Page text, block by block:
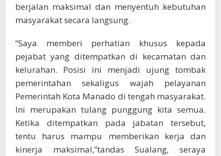
berjalan maksimal dan menyentuh kebutuhan
masyarakat secara langsung.
“Saya memberi perhatian khusus kepada
pejabat yang ditempatkan di kecamatan dan
kelurahan. Posisi ini menjadi ujung tombak
pemerintahan sekaligus wajah pelayanan
Pemerintah Kota Manado di tengah masyarakat.
Ini merupakan tulang punggung kita semua.
Ketika ditempatkan pada jabatan tersebut,
tentu harus mampu memberikan kerja dan
kinerja maksimal,”tandas Sualang, seraya